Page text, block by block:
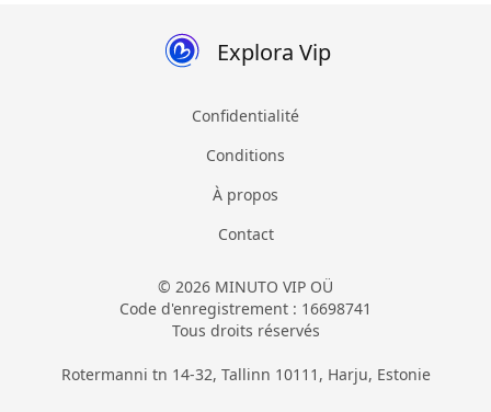
Explora Vip
Confidentialité
Conditions
À propos
Contact
© 2026 MINUTO VIP OÜ
Code d'enregistrement : 16698741
Tous droits réservés
Rotermanni tn 14-32, Tallinn 10111, Harju, Estonie